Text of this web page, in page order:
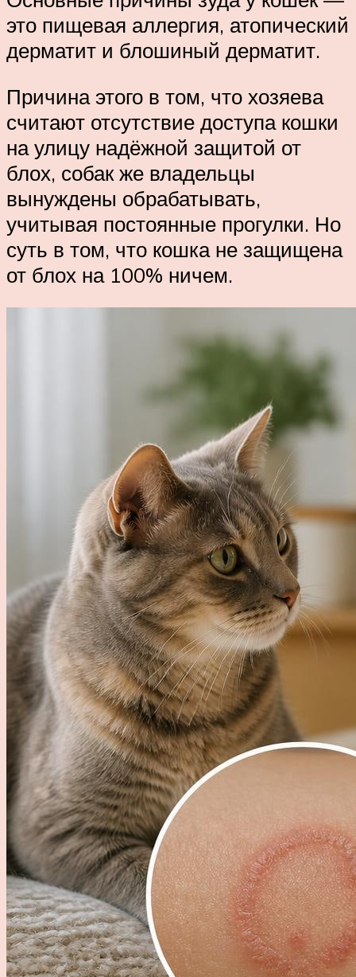
это пищевая аллергия, атопический
дерматит и блошиный дерматит.
Причина этого в том, что хозяева
считают отсутствие доступа кошки
на улицу надёжной защитой от
блох, собак же владельцы
вынуждены обрабатывать,
учитывая постоянные прогулки. Но
суть в том, что кошка не защищена
от блох на 100% ничем.